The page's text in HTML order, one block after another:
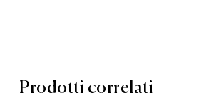
Prodotti correlati